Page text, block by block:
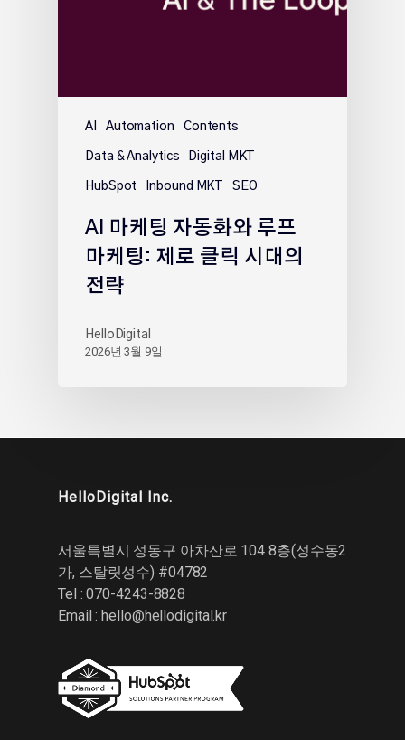
AI Automation Contents
Data & Analytics Digital MKT
HubSpot Inbound MKT SEO
AI 마케팅 자동화와 루프
마케팅: 제로 클릭 시대의
전략
HelloDigital
2026년 3월 9일
HelloDigital Inc.
서울특별시 성동구 아차산로 104 8층(성수동2
가, 스탈릿성수) #04782
Tel : 070-4243-8828
Email :hello@hellodigital.kr